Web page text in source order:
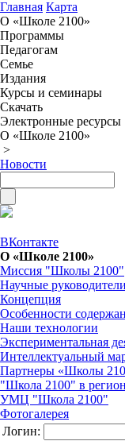
Главная Карта
О «Школе 2100»
Программы
Педагогам
Семье
Издания
Курсы и семинары
Скачать
Электронные ресурсы
О «Школе 2100»
>
Новости
ВКонтакте
О «Школе 2100»
Миссия "Школы 2100"
Научные
Концепция
Особенности
Наши технологии
Экспериментальная
Интеллектуальный
Партнеры «Школы
"Школа 2100" в
УМЦ "Школа 2100"
Фотогалерея
Логин: